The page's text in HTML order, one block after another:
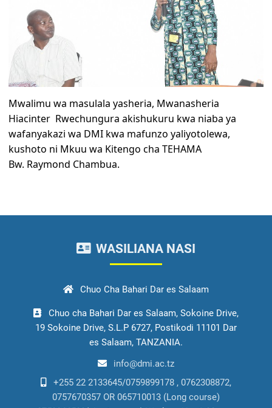
Mwalimu wa masulala yasheria, Mwanasheria
Hiacinter Rwechungura akishukuru kwa niaba ya
wafanyakazi wa DMI kwa mafunzo yaliyotolewa,
kushoto ni Mkuu wa Kitengo cha TEHAMA
Bw. Raymond Chambua.
WASILIANA NASI
Chuo Cha Bahari Dar es Salaam
Chuo cha Bahari Dar es Salaam, Sokoine Drive,
19 Sokoine Drive, S.L.P 6727, Postikodi 11101 Dar
es Salaam, TANZANIA.
info@dmi.ac.tz
+255 22 2133645/0759899178 , 0762308872,
0757670357 OR 065710013 (Long course)